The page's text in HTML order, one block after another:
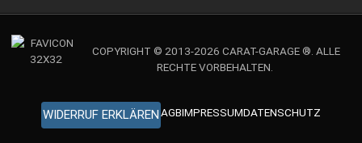
COPYRIGHT © 2013-2026 CARAT-GARAGE ®. ALLE
RECHTE VORBEHALTEN.
WIDERRUF ERKLÄREN AGBIMPRESSUMDATENSCHUTZ